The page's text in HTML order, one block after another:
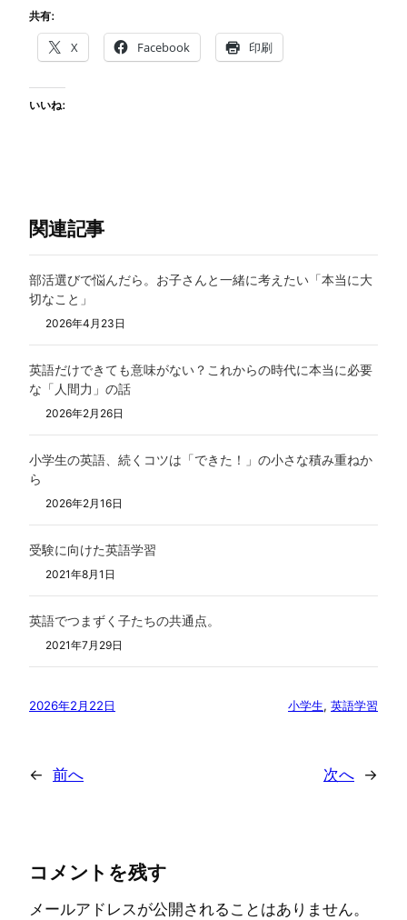
共有:
X Facebook 印刷
いいね:
関連記事
部活選びで悩んだら。お子さんと一緒に考えたい「本当に大
切なこと」
2026年4月23日
英語だけできても意味がない？これからの時代に本当に必要
な「人間力」の話
2026年2月26日
小学生の英語、続くコツは「できた！」の小さな積み重ねか
ら
2026年2月16日
受験に向けた英語学習
2021年8月1日
英語でつまずく子たちの共通点。
2021年7月29日
2026年2月22日 小学生, 英語学習
← 前へ 次へ →
コメントを残す
メールアドレスが公開されることはありません。